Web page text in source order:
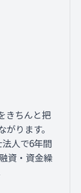
きちんと把
ります。
人で6年間
資・資金繰